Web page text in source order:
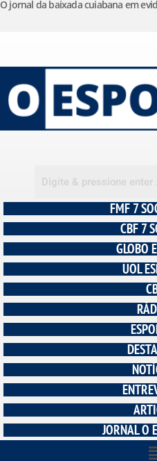
o
conteúdo
O jornal da baixada cuiabana em
FMF 7
CBF 7
GLOBO
UOL
JORNAL O